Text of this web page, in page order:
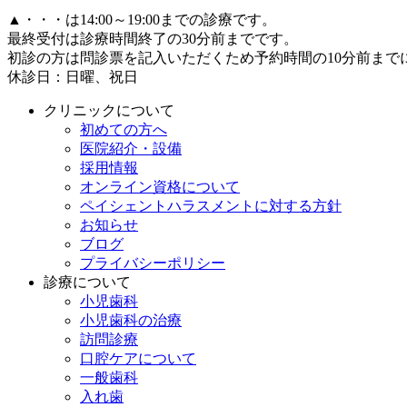
▲
・・・は14:00～19:00までの診療です。
最終受付は診療時間終了の30分前までです。
初診の方は問診票を記入いただくため予約時間の10分前まで
休診日：日曜、祝日
クリニックについて
初めての方へ
医院紹介・設備
採用情報
オンライン資格について
ペイシェントハラスメントに対する方針
お知らせ
ブログ
プライバシーポリシー
診療について
小児歯科
小児歯科の治療
訪問診療
口腔ケアについて
一般歯科
入れ歯